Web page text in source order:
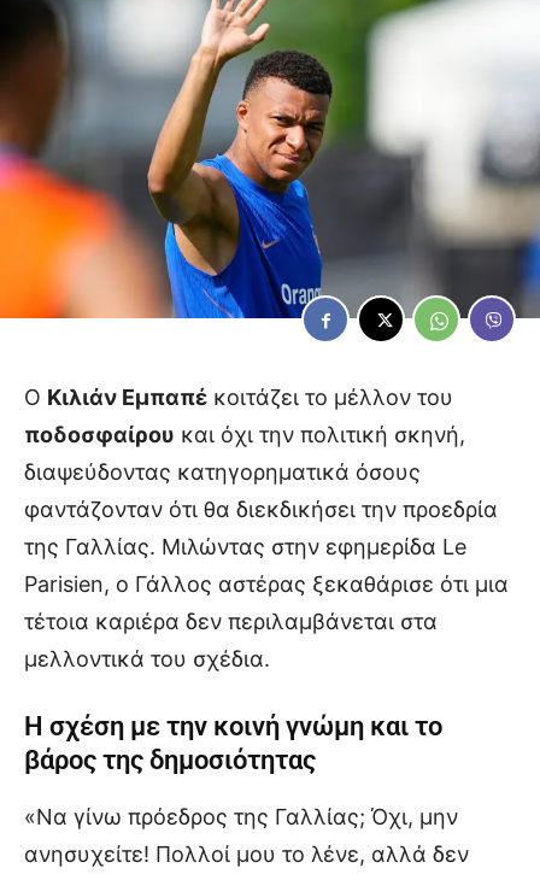
Ο Κιλιάν Εμπαπέ κοιτάζει το μέλλον του
ποδοσφαίρου και όχι την πολιτική σκηνή,
διαψεύδοντας κατηγορηματικά όσους
φαντάζονταν ότι θα διεκδικήσει την προεδρία
της Γαλλίας. Μιλώντας στην εφημερίδα Le
Parisien, ο Γάλλος αστέρας ξεκαθάρισε ότι μια
τέτοια καριέρα δεν περιλαμβάνεται στα
μελλοντικά του σχέδια.
Η σχέση με την κοινή γνώμη και το
βάρος της δημοσιότητας
«Να γίνω πρόεδρος της Γαλλίας; Όχι, μην
ανησυχείτε! Πολλοί μου το λένε, αλλά δεν